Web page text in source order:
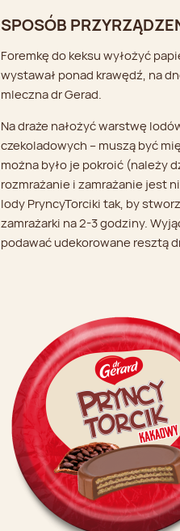
SPOSÓB
Foremkę do keksu wyłożyć
wystawał ponad krawędź, na
mleczna dr Gerad.
Na draże nałożyć warstwę
czekoladowych – muszą być
można było je pokroić (należy
rozmrażanie i zamrażanie jest
lody PryncyTorciki tak, by
zamrażarki na 2-3 godziny.
podawać udekorowane resztą